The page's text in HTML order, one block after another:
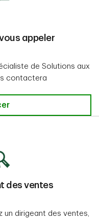
appeler
de Solutions aux
contactera
vous appeler
des ventes
un dirigeant des ventes,